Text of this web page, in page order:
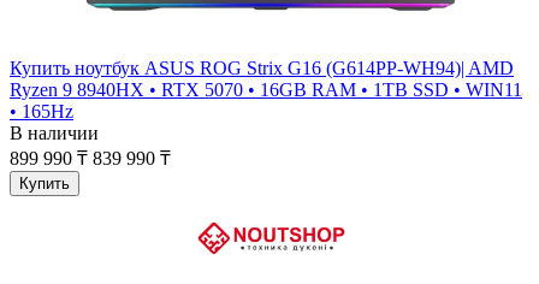
Купить ноутбук ASUS ROG Strix G16 (G614PP-WH94)| AMD
Ryzen 9 8940HX • RTX 5070 • 16GB RAM • 1TB SSD • WIN11
• 165Hz
В наличии
899 990 ₸ 839 990 ₸
Купить